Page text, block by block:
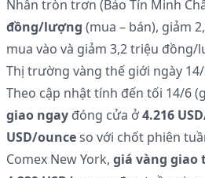
Nhẫn tròn trơn (Bảo Tín Minh
đồng/lượng (mua – bán), giảm
mua vào và giảm 3,2 triệu đồng/
Thị trường vàng thế giới ngày
Theo cập nhật tính đến tối 14/6
giao ngay đóng cửa ở4.216
USD/ounceso với chốt phiên
Comex New York, giá vàng giao